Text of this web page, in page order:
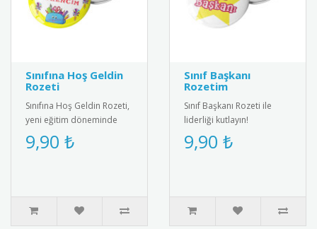
Sınıfına Hoş Geldin
Rozeti
Sınıfına Hoş Geldin Rozeti,
yeni eğitim döneminde
öğrencileri motive eden
özel bir karşılama rozetid..
9,90 ₺
Sınıf Başkanı
Rozetim
Sınıf Başkanı Rozeti ile
liderliği kutlayın!
Öğrenciler için özel
tasarım, şık ve anlamlı bir
9,90 ₺